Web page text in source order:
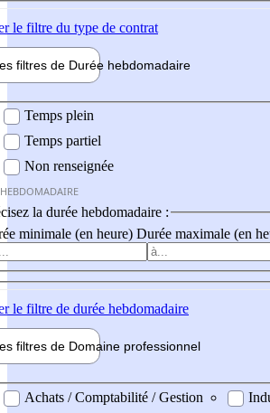
le filtre du type de contrat
filtres de Durée hebdomadaire
Temps plein
Temps partiel
Non renseignée
la durée hebdomadaire :
minimale (en heure) Durée maximale (en
le filtre de durée hebdomadaire
filtres de Domaine professionnel
professionel
Achats / Comptabilité / Gestion